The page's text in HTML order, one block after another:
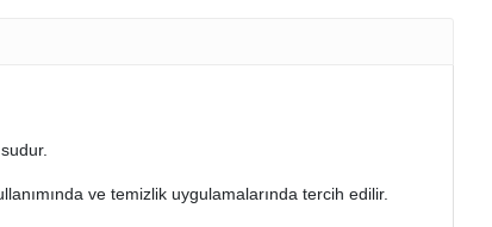
ve temizlik uygulamalarında tercih edilir.